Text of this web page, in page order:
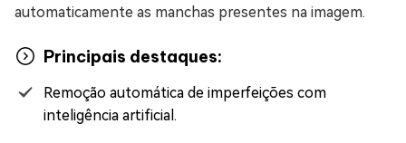
automaticamente as manchas presentes na imagem.
Principais destaques:
Remoção automática de imperfeições com
inteligência artificial.